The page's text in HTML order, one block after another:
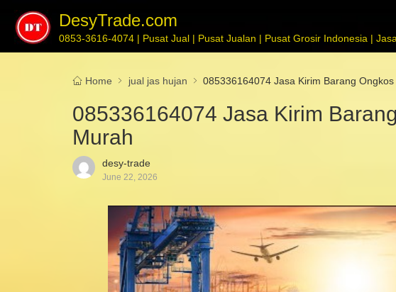
DesyTrade.com
0853-3616-4074 | Pusat Jual | Pusat Jualan | Pusat Grosir Indonesia |
Home jual jas hujan 085336164074 Jasa Kirim Barang
085336164074 Jasa Kirim
Murah
desy-trade
June 22, 2026